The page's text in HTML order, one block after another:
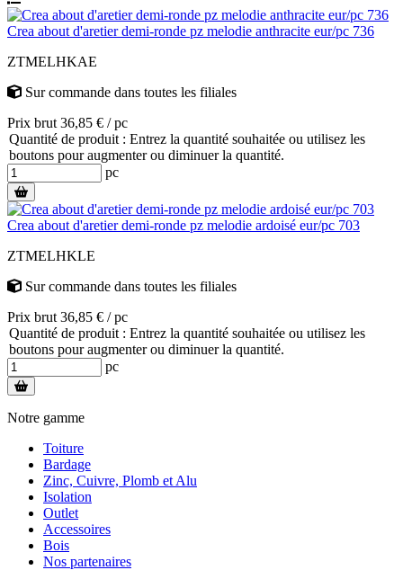
Crea about d'aretier demi-ronde pz melodie anthracite eur/pc 736
ZTMELHKAE
Sur commande dans toutes les filiales
Prix brut 36,85 € / pc
Quantité de produit : Entrez la quantité souhaitée ou utilisez les
boutons pour augmenter ou diminuer la quantité.
pc
Crea about d'aretier demi-ronde pz melodie ardoisé eur/pc 703
ZTMELHKLE
Sur commande dans toutes les filiales
Prix brut 36,85 € / pc
Quantité de produit : Entrez la quantité souhaitée ou utilisez les
boutons pour augmenter ou diminuer la quantité.
pc
Notre gamme
Toiture
Bardage
Zinc, Cuivre, Plomb et Alu
Isolation
Outlet
Accessoires
Bois
Nos partenaires